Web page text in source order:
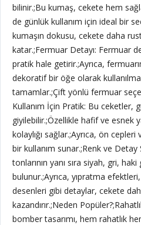
bilinir.;Bu kumaş, cekete hem
de günlük kullanım için ideal bir
kumaşın dokusu, cekete daha
katar.;Fermuar Detayı: Fermuar
pratik hale getirir.;Ayrıca,
dekoratif bir öğe olarak
tamamlar.;Çift yönlü fermuar
Kullanım İçin Pratik: Bu ceketler,
giyilebilir.;Özellikle hafif ve esnek
kolaylığı sağlar.;Ayrıca, ön
bir kullanım sunar.;Renk ve
tonlarının yanı sıra siyah, gri,
bulunur.;Ayrıca, yıpratma
desenleri gibi detaylar, cekete
kazandırır.;Neden
bomber tasarımı, hem rahatlık